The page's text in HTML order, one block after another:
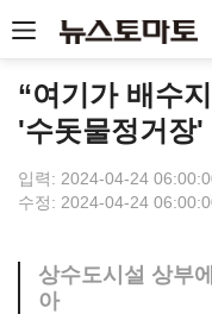
“여기가 배수
'수돗물정거장'
입력: 2024-04-24
수정: 2024-04-24
상수도시설 상부
아